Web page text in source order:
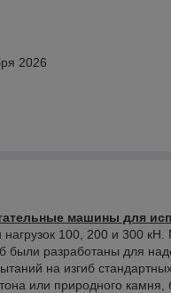
2026
машины для
нагрузок 100, 200 и 300
были разработаны для
на изгиб
или природного камня,